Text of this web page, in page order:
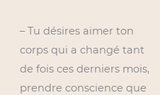
– Tu désires aimer ton
corps qui a changé tant
de fois ces derniers mois,
prendre conscience que